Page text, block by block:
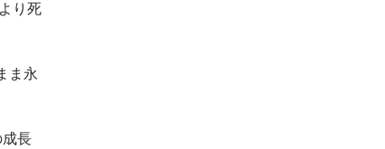
り死
ま永
長